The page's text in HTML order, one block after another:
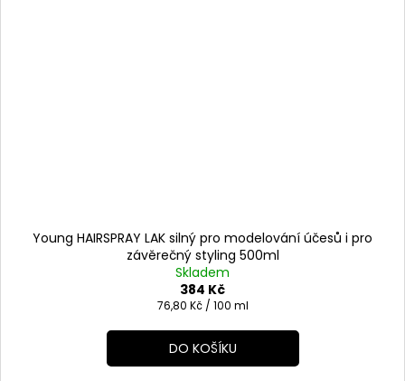
Young HAIRSPRAY LAK silný pro modelování účesů i pro
závěrečný styling 500ml
Skladem
384 Kč
Měrná
76,80 Kč / 100 ml
DO KOŠÍKU